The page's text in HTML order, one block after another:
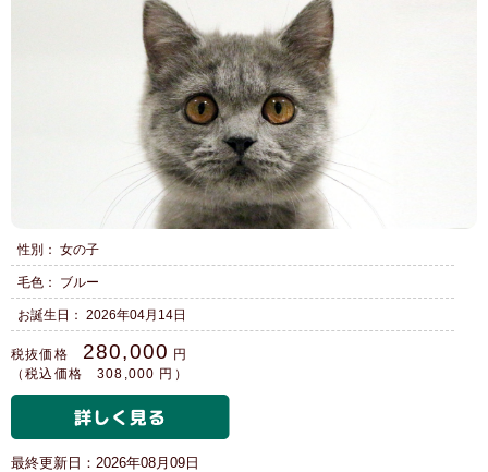
性別： 女の子
毛色： ブルー
お誕生日： 2026年04月14日
税抜価格 280,000 円
（税込価格 308,000 円）
最終更新日：2026年08月09日